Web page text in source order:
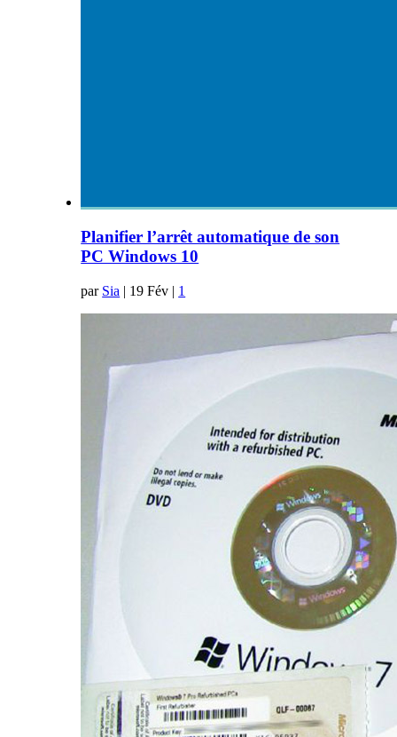
Planifier l’arrêt automatique de son
PC Windows 10
par Sia | 19 Fév | 1